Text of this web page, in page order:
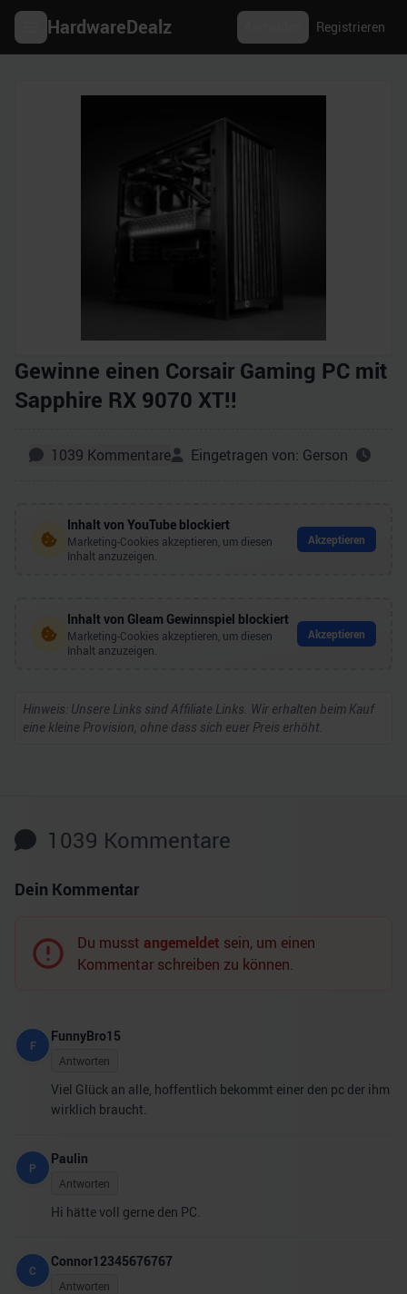
HardwareDealz Registrieren
Gewinne einen Corsair Gaming PC mit
Sapphire RX 9070 XT!!
1039 Kommentare Eingetragen von: Gerson
Inhalt von YouTube blockiert
Marketing-Cookies akzeptieren, um diesen
Inhalt anzuzeigen.
Akzeptieren
Inhalt von Gleam Gewinnspiel blockiert
Marketing-Cookies akzeptieren, um diesen
Inhalt anzuzeigen.
Akzeptieren
Hinweis: Unsere Links sind Affiliate Links. Wir erhalten beim Kauf
eine kleine Provision, ohne dass sich euer Preis erhöht.
1039 Kommentare
Dein Kommentar
Du musst angemeldet sein, um einen
Kommentar schreiben zu können.
F
FunnyBro15
Antworten
Viel Glück an alle, hoffentlich bekommt einer den pc der ihm
wirklich braucht.
P
Paulin
Antworten
Hi hätte voll gerne den PC.
C
Connor12345676767
Antworten